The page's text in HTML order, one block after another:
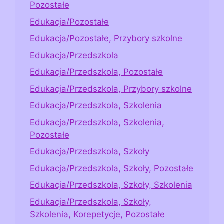
Pozostałe
Edukacja/Pozostałe
Edukacja/Pozostałe, Przybory szkolne
Edukacja/Przedszkola
Edukacja/Przedszkola, Pozostałe
Edukacja/Przedszkola, Przybory szkolne
Edukacja/Przedszkola, Szkolenia
Edukacja/Przedszkola, Szkolenia,
Pozostałe
Edukacja/Przedszkola, Szkoły
Edukacja/Przedszkola, Szkoły, Pozostałe
Edukacja/Przedszkola, Szkoły, Szkolenia
Edukacja/Przedszkola, Szkoły,
Szkolenia, Korepetycje, Pozostałe